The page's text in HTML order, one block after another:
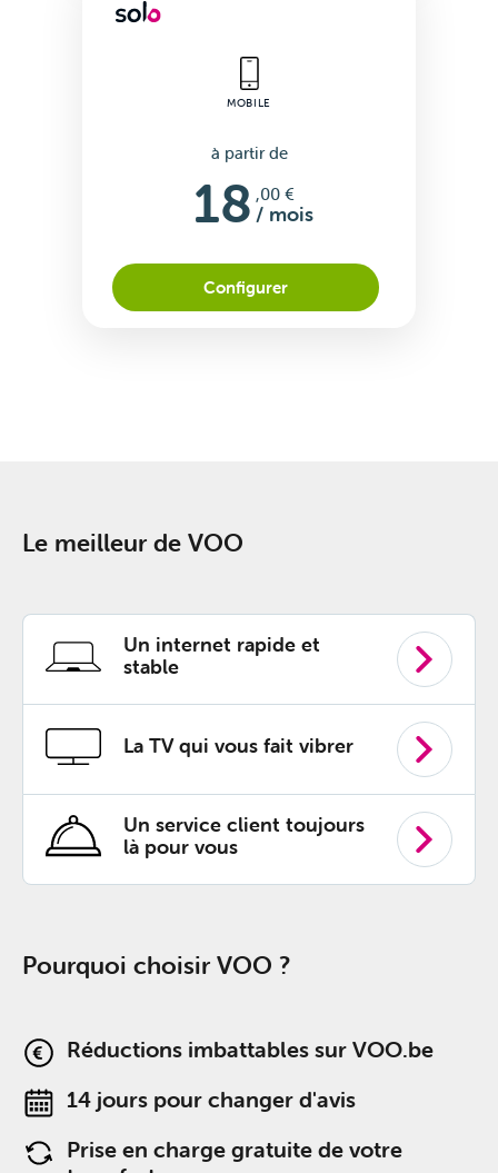
MOBILE
à partir de
18 ,00 €
/ mois
Configurer
Le meilleur de VOO
Un internet rapide et
stable
La TV qui vous fait vibrer
Un service client toujours
là pour vous
Pourquoi choisir VOO ?
Réductions imbattables sur VOO.be
14 jours pour changer d'avis
Prise en charge gratuite de votre